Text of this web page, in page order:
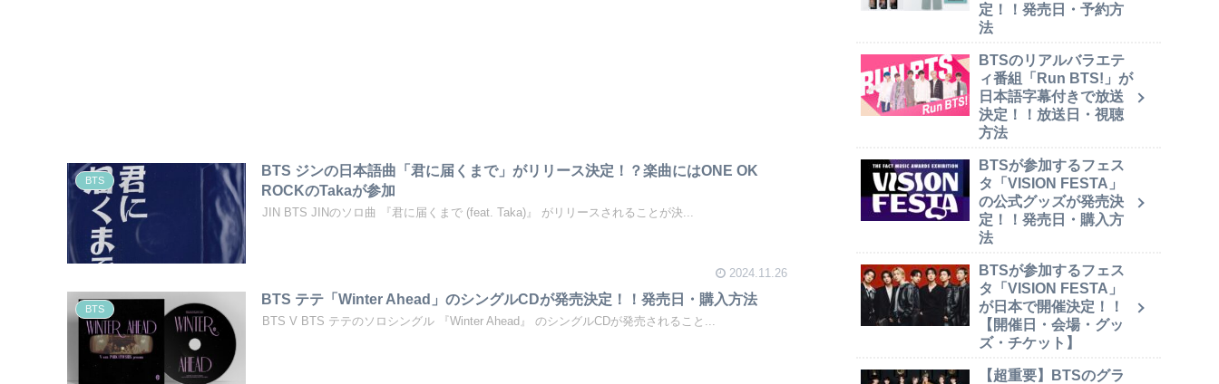
BTS
BTS ジンの日本語曲「君に届くまで」がリリース決定！？楽曲にはONE OK
ROCKのTakaが参加
JIN BTS JINのソロ曲 『君に届くまで (feat. Taka)』 がリリースされることが決...
2024.11.26
BTS
BTS テテ「Winter Ahead」のシングルCDが発売決定！！発売日・購入方法
BTS V BTS テテのソロシングル 『Winter Ahead』 のシングルCDが発売されること...
定！！発売日・予約方
法
BTSのリアルバラエテ
ィ番組「Run BTS!」が
日本語字幕付きで放送
決定！！放送日・視聴
方法
BTSが参加するフェス
タ「VISION FESTA」
の公式グッズが発売決
定！！発売日・購入方
法
BTSが参加するフェス
タ「VISION FESTA」
が日本で開催決定！！
【開催日・会場・グッ
ズ・チケット】
【超重要】BTSのグラ